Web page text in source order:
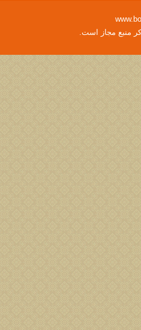
منبع مجاز است.